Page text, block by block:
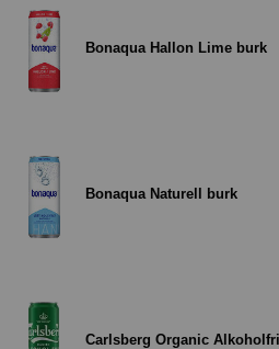
Bonaqua Hallon Lime burk
Bonaqua Naturell burk
Carlsberg Organic